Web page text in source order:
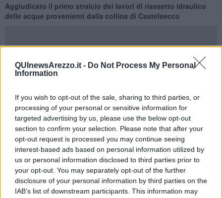
QUInewsArezzo.it - Do Not Process My Personal
Information
If you wish to opt-out of the sale, sharing to third parties, or
processing of your personal or sensitive information for
targeted advertising by us, please use the below opt-out
section to confirm your selection. Please note that after your
opt-out request is processed you may continue seeing
interest-based ads based on personal information utilized by
us or personal information disclosed to third parties prior to
your opt-out. You may separately opt-out of the further
disclosure of your personal information by third parties on the
IAB’s list of downstream participants. This information may
​Aggiudicato il primo stralcio dei lavori di riassetto idraulico
delle acque provenienti dalla collina di Castelsecco
AREZZO —Sono stati recentemente aggiudicati all’impresa
minore presente sulla collina di Castelsecco. L’intervento del primo
stralcio, che comporta un costo per l’Amministrazione di 1.902.643
euro circa e i cui lavori saranno avviati nei prossimi mesi,
consisterà nella realizzazione di due nuovi canali di gronda che
confluiranno in una vasca volano in grado di immagazzinare
temporaneamente le acque di pioggia ricadenti nel versante ovest
della collina di Castelsecco che allo stato attuale afferiscono alla
rete di drenaggio urbana. 14 mesi, il tempo previsto per la
realizzazione dei lavori.
Si tratta di un intervento atteso da molto tempo dagli abitanti del